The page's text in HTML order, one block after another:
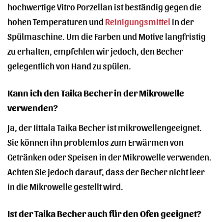
hochwertige Vitro Porzellan ist beständig gegen die
hohen Temperaturen und Reinigungsmittel in der
Spülmaschine. Um die Farben und Motive langfristig
zu erhalten, empfehlen wir jedoch, den Becher
gelegentlich von Hand zu spülen.
Kann ich den Taika Becher in der Mikrowelle
verwenden?
Ja, der Iittala Taika Becher ist mikrowellengeeignet.
Sie können ihn problemlos zum Erwärmen von
Getränken oder Speisen in der Mikrowelle verwenden.
Achten Sie jedoch darauf, dass der Becher nicht leer
in die Mikrowelle gestellt wird.
Ist der Taika Becher auch für den Ofen geeignet?